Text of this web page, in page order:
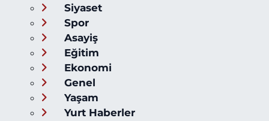
Siyaset
Spor
Asayiş
Eğitim
Ekonomi
Genel
Yaşam
Yurt Haberler